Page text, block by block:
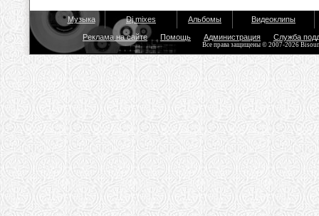
Музыка Dj mixes Альбомы Видеоклипы
Реклама на сайте Помощь Администрация Служба
Все права защищены © 2007-2026